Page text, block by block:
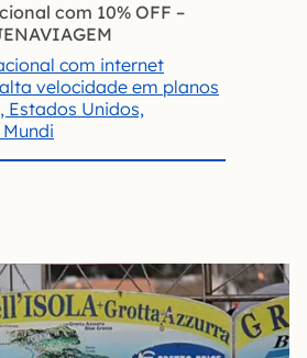
com 10% OFF –
com internet
velocidade em planos
Estados Unidos,